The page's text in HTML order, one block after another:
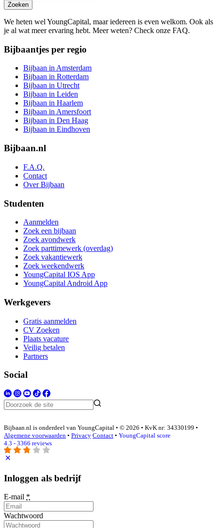
Zoeken
We heten wel YoungCapital, maar iedereen is even welkom. Ook als
je al wat meer ervaring hebt. Meer weten? Check onze FAQ.
Bijbaantjes per regio
Bijbaan in Amsterdam
Bijbaan in Rotterdam
Bijbaan in Utrecht
Bijbaan in Leiden
Bijbaan in Haarlem
Bijbaan in Amersfoort
Bijbaan in Den Haag
Bijbaan in Eindhoven
Bijbaan.nl
F.A.Q.
Contact
Over Bijbaan
Studenten
Aanmelden
Zoek een bijbaan
Zoek avondwerk
Zoek parttimewerk (overdag)
Zoek vakantiewerk
Zoek weekendwerk
YoungCapital IOS App
YoungCapital Android App
Werkgevers
Gratis aanmelden
CV Zoeken
Plaats vacature
Veilig betalen
Partners
Social
Bijbaan.nl is onderdeel van YoungCapital • © 2026 • KvK nr: 34330199 •
Algemene voorwaarden • Privacy Contact • YoungCapital score
4.3 - 3366 reviews
Inloggen als bedrijf
E-mail *
Wachtwoord